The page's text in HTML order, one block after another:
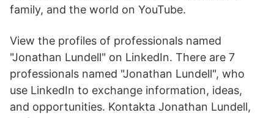
family, and the world on YouTube.
View the profiles of professionals named
"Jonathan Lundell" on LinkedIn. There are 7
professionals named "Jonathan Lundell", who
use LinkedIn to exchange information, ideas,
and opportunities. Kontakta Jonathan Lundell,